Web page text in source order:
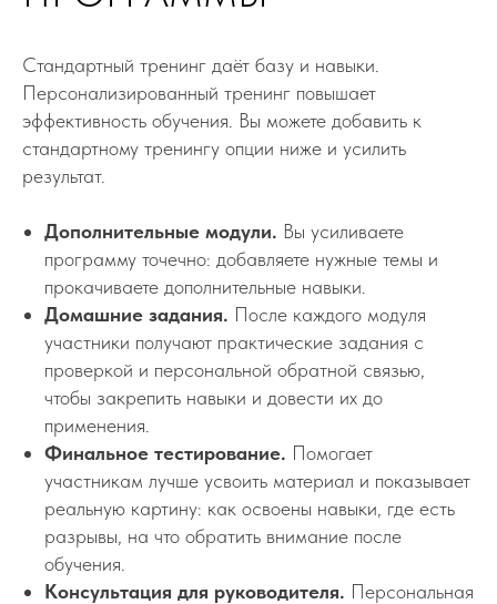
Стандартный тренинг даёт базу и навыки.
Персонализированный тренинг повышает
эффективность обучения. Вы можете добавить к
стандартному тренингу опции ниже и усилить
результат.
Дополнительные модули. Вы усиливаете
программу точечно: добавляете нужные темы и
прокачиваете дополнительные навыки.
Домашние задания. После каждого модуля
участники получают практические задания с
проверкой и персональной обратной связью,
чтобы закрепить навыки и довести их до
применения.
Финальное тестирование. Помогает
участникам лучше усвоить материал и показывает
реальную картину: как освоены навыки, где есть
разрывы, на что обратить внимание после
обучения.
Консультация для руководителя. Персональная